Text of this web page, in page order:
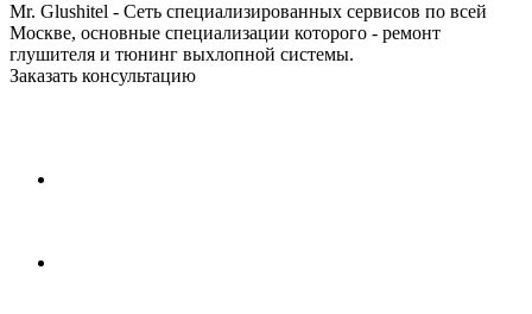
Mr. Glushitel - Сеть специализированных сервисов по всей
Москве, основные специализации которого - ремонт
глушителя и тюнинг выхлопной системы.
Заказать консультацию